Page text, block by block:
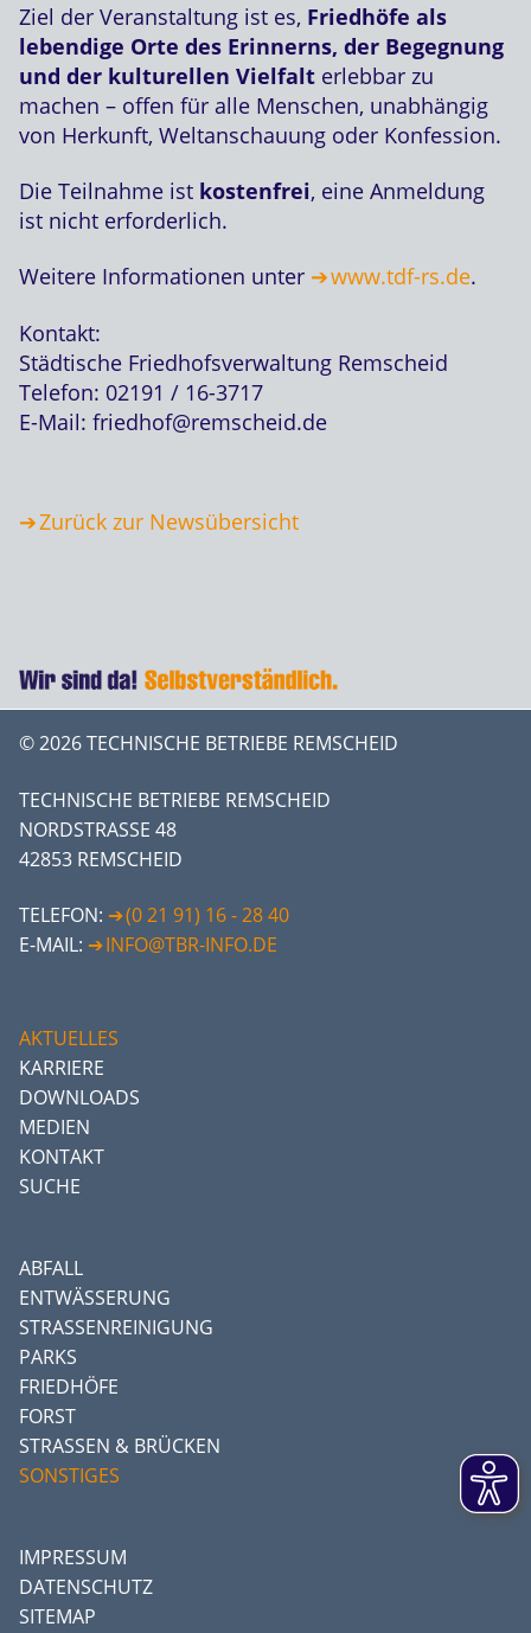
Ziel der Veranstaltung ist es, Friedhöfe als
lebendige Orte des Erinnerns, der Begegnung
und der kulturellen Vielfalt erlebbar zu
machen – offen für alle Menschen, unabhängig
von Herkunft, Weltanschauung oder Konfession.
Die Teilnahme ist kostenfrei, eine Anmeldung
ist nicht erforderlich.
Weitere Informationen unter
www.tdf-rs.de.
Kontakt:
Städtische Friedhofsverwaltung Remscheid
Telefon: 02191 / 16-3717
E-Mail: friedhof@remscheid.de
Zurück zur Newsübersicht
© 2026 TECHNISCHE BETRIEBE REMSCHEID
TECHNISCHE BETRIEBE REMSCHEID
NORDSTRASSE 48
42853 REMSCHEID
TELEFON:
(0 21 91) 16 - 28 40
E-MAIL:
INFO@TBR-INFO.DE
AKTUELLES
KARRIERE
DOWNLOADS
MEDIEN
KONTAKT
SUCHE
ABFALL
ENTWÄSSERUNG
STRASSENREINIGUNG
PARKS
FRIEDHÖFE
FORST
STRASSEN & BRÜCKEN
SONSTIGES
IMPRESSUM
DATENSCHUTZ
SITEMAP